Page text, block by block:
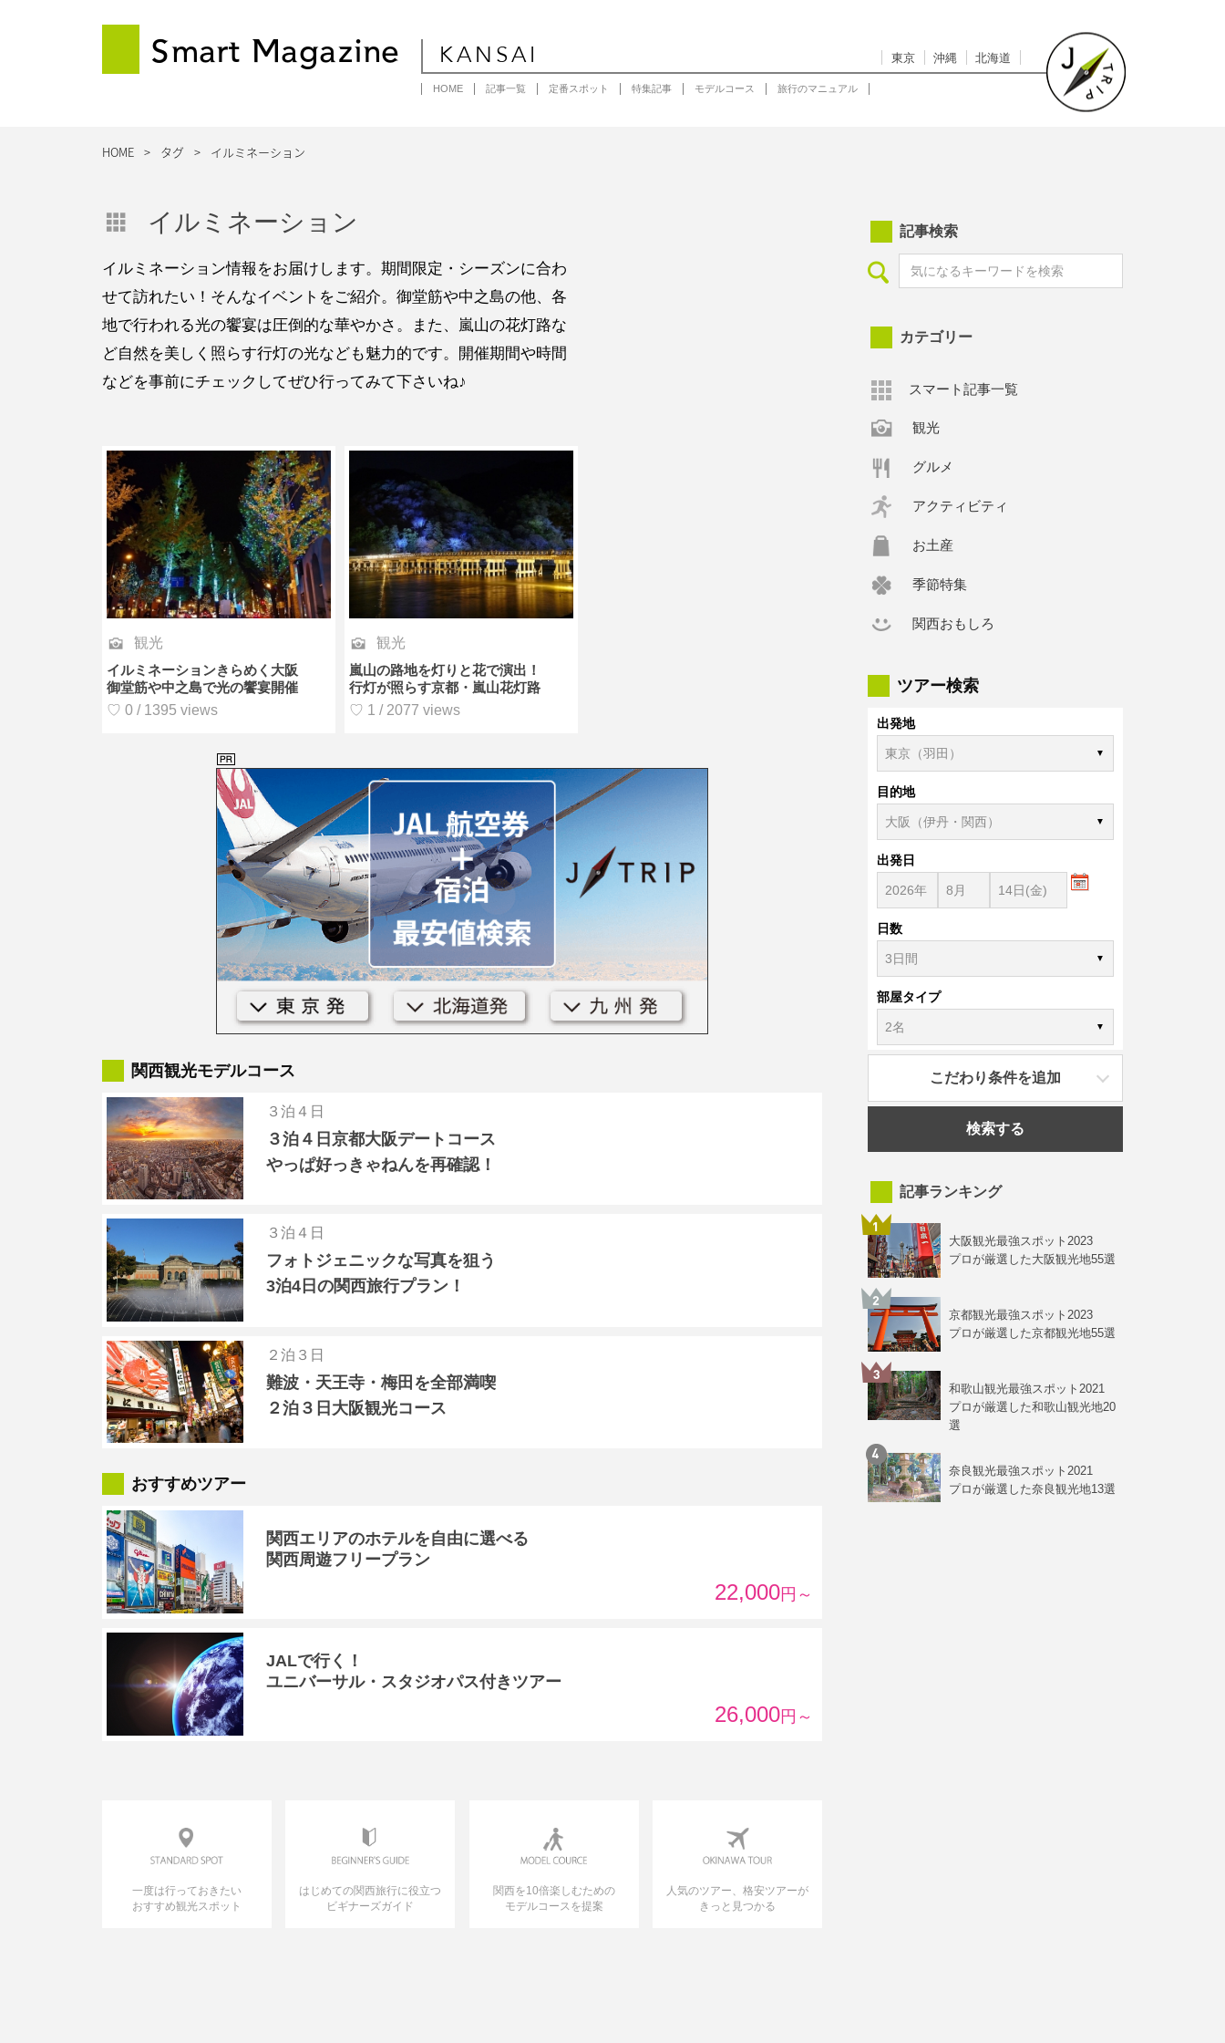
Smart Magazine KANSAI 東京 沖縄 北海道
HOME 記事一覧 定番スポット 特集記事 モデルコース 旅行のマニュアル
HOME タグ イルミネーション
イルミネーション
イルミネーション情報をお届けします。期間限定・シーズンに合わ
せて訪れたい！そんなイベントをご紹介。御堂筋や中之島の他、各
地で行われる光の饗宴は圧倒的な華やかさ。また、嵐山の花灯路な
ど自然を美しく照らす行灯の光なども魅力的です。開催期間や時間
などを事前にチェックしてぜひ行ってみて下さいね♪
観光
イルミネーションきらめく大阪
御堂筋や中之島で光の饗宴開催
♡ 0 / 1395 views
観光
嵐山の路地を灯りと花で演出！
行灯が照らす京都・嵐山花灯路
♡ 1 / 2077 views
関西観光モデルコース
３泊４日
３泊４日京都大阪デートコース
やっぱ好っきゃねんを再確認！
３泊４日
フォトジェニックな写真を狙う
3泊4日の関西旅行プラン！
２泊３日
難波・天王寺・梅田を全部満喫
２泊３日大阪観光コース
おすすめツアー
関西エリアのホテルを自由に選べる
関西周遊フリープラン
22,000円～
JALで行く！
ユニバーサル・スタジオパス付きツアー
26,000円～
一度は行っておきたい
おすすめ観光スポット
はじめての関西旅行に役立つ
ビギナーズガイド
関西を10倍楽しむための
モデルコースを提案
人気のツアー、格安ツアーが
きっと見つかる
記事検索
カテゴリー
スマート記事一覧
観光
グルメ
アクティビティ
お土産
季節特集
関西おもしろ
ツアー検索
出発地
目的地
出発日
日数
部屋タイプ
こだわり条件を追加
検索する
記事ランキング
大阪観光最強スポット2023
プロが厳選した大阪観光地55選
京都観光最強スポット2023
プロが厳選した京都観光地55選
和歌山観光最強スポット2021
プロが厳選した和歌山観光地20
選
奈良観光最強スポット2021
プロが厳選した奈良観光地13選